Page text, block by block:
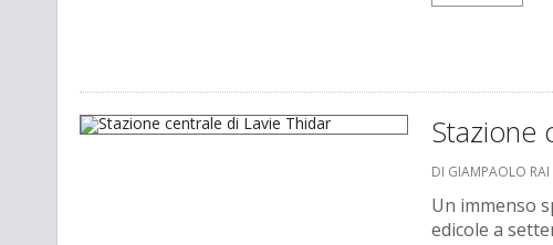
Stazione
DI GIAMPAOLO RAI
Un immenso
edicole a